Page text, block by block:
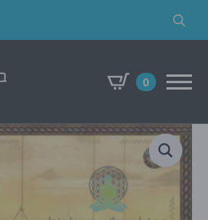
Search
0